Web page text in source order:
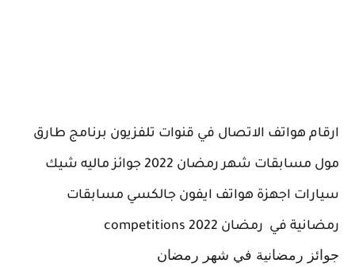
ارقام هواتف الاتصال في قنوات تلفزيون برنامج طارق
مول مسابقات شهر رمضان 2022 جوائز ماليه شيك
سيارات اجهزة هواتف ايفون جالكسي مسابقات
رمضانية في رمضان 2022 competitions
جوائز رمضانية في شهر رمضان